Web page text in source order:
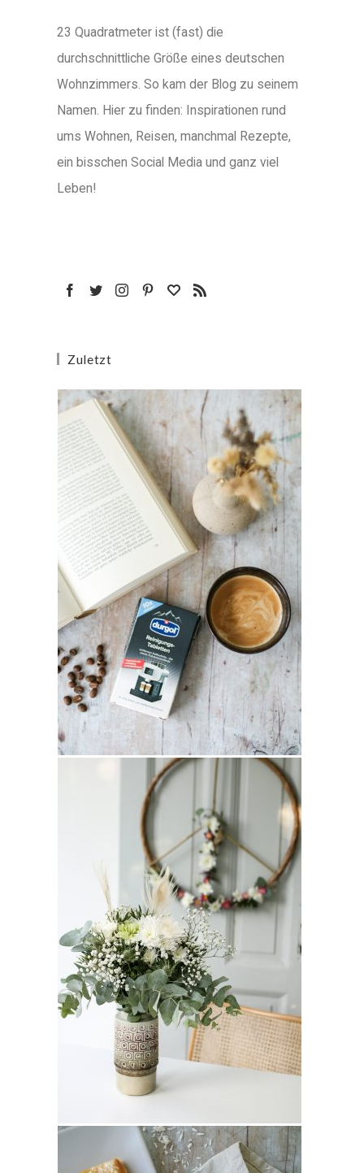
23 Quadratmeter ist (fast) die
durchschnittliche Größe eines deutschen
Wohnzimmers. So kam der Blog zu seinem
Namen. Hier zu finden: Inspirationen rund
ums Wohnen, Reisen, manchmal Rezepte,
ein bisschen Social Media und ganz viel
Leben!
Zuletzt